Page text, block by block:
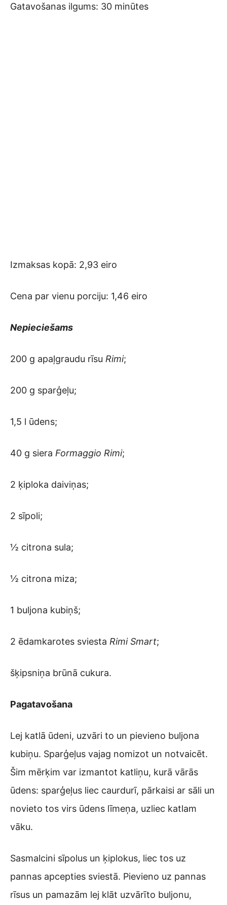
Gatavošanas ilgums: 30 minūtes
Izmaksas kopā: 2,93 eiro
Cena par vienu porciju: 1,46 eiro
Nepieciešams
200 g apaļgraudu rīsu Rimi;
200 g sparģeļu;
1,5 l ūdens;
40 g siera Formaggio Rimi;
2 ķiploka daiviņas;
2 sīpoli;
½ citrona sula;
½ citrona miza;
1 buljona kubiņš;
2 ēdamkarotes sviesta Rimi Smart;
šķipsniņa brūnā cukura.
Pagatavošana
Lej katlā ūdeni, uzvāri to un pievieno buljona
kubiņu. Sparģeļus vajag nomizot un notvaicēt.
Šim mērķim var izmantot katliņu, kurā vārās
ūdens: sparģeļus liec caurdurī, pārkaisi ar sāli un
novieto tos virs ūdens līmeņa, uzliec katlam
vāku.
Sasmalcini sīpolus un ķiplokus, liec tos uz
pannas apcepties sviestā. Pievieno uz pannas
rīsus un pamazām lej klāt uzvārīto buljonu,